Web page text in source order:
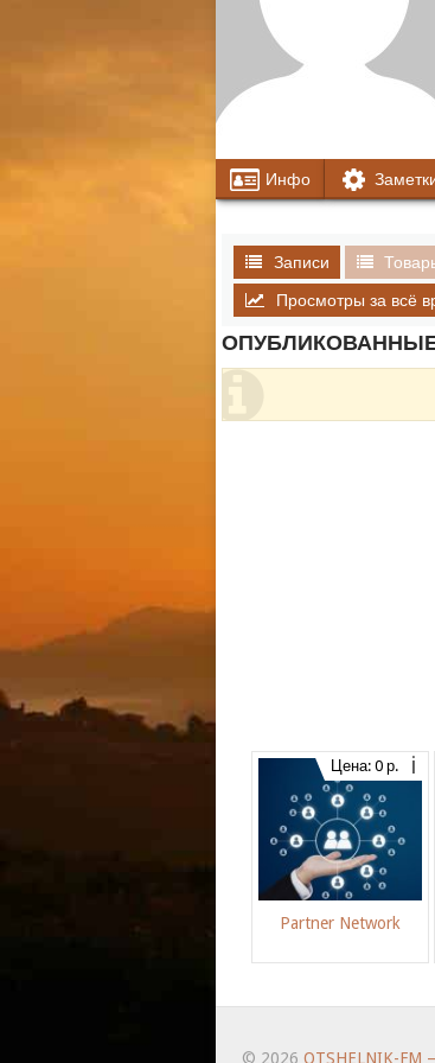
Инфо
Записи
Просмотры за всё
Цена: 0 р.
Partner Network
© 2026 OTSHELNIK-